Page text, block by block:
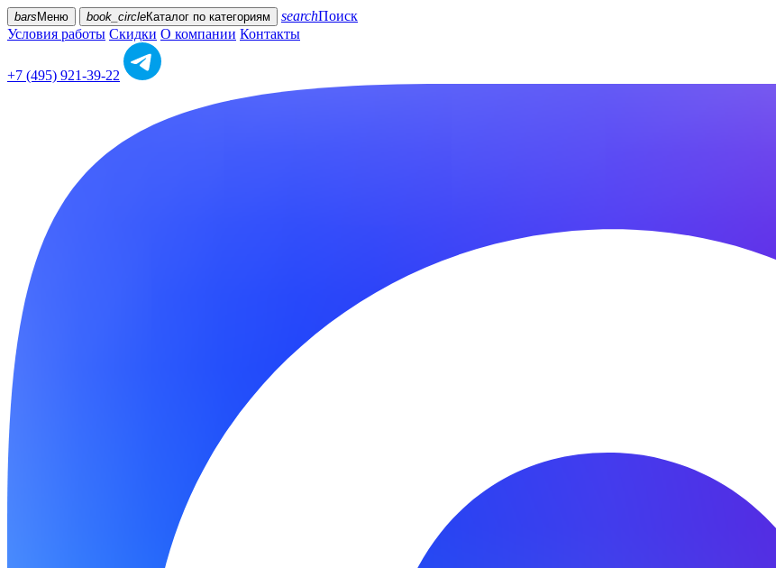
bars Меню book_circleКаталог по категориям searchПоиск
Условия работы Скидки О компании Контакты
+7 (495) 921-39-22